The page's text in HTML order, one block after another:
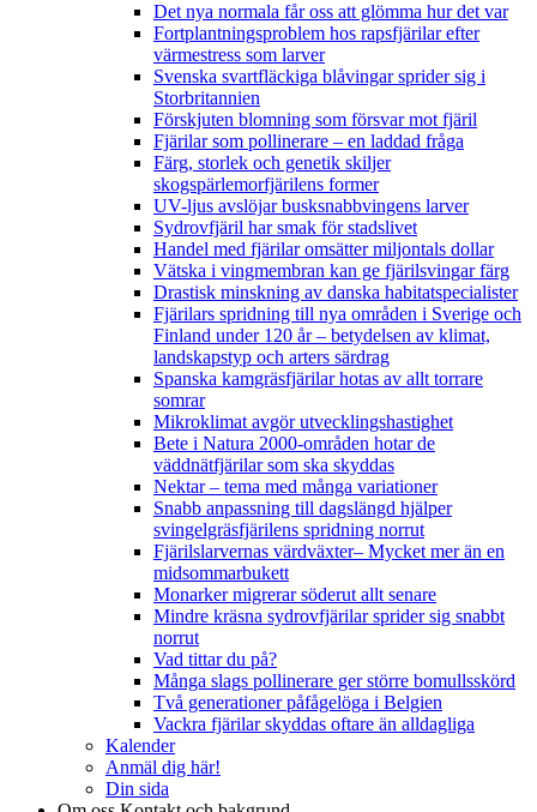
Det nya normala får oss att glömma hur det var
Fortplantningsproblem hos rapsfjärilar efter
värmestress som larver
Svenska svartfläckiga blåvingar sprider sig i
Storbritannien
Förskjuten blomning som försvar mot fjäril
Fjärilar som pollinerare – en laddad fråga
Färg, storlek och genetik skiljer
skogspärlemorfjärilens former
UV-ljus avslöjar busksnabbvingens larver
Sydrovfjäril har smak för stadslivet
Handel med fjärilar omsätter miljontals dollar
Vätska i vingmembran kan ge fjärilsvingar färg
Drastisk minskning av danska habitatspecialister
Fjärilars spridning till nya områden i Sverige och
Finland under 120 år– betydelsen av klimat,
landskapstyp och arters särdrag
Spanska kamgräsfjärilar hotas av allt torrare
somrar
Mikroklimat avgör utvecklingshastighet
Bete i Natura 2000-områden hotar de
väddnätfjärilar som ska skyddas
Nektar – tema med många variationer
Snabb anpassning till dagslängd hjälper
svingelgräsfjärilens spridning norrut
Fjärilslarvernas värdväxter– Mycket mer än en
midsommarbukett
Monarker migrerar söderut allt senare
Mindre kräsna sydrovfjärilar sprider sig snabbt
norrut
Vad tittar du på?
Många slags pollinerare ger större bomullsskörd
Två generationer påfågelöga i Belgien
Vackra fjärilar skyddas oftare än alldagliga
Kalender
Anmäl dig här!
Din sida